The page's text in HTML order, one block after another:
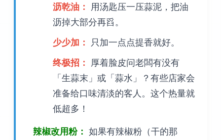
沥乾油： 用汤匙压一压蒜泥，把油
沥掉大部分再舀。
少少加： 只加一点点提香就好。
终极招： 厚着脸皮问老闆有没有
「生蒜末」或「蒜水」？有些店家会
准备给口味清淡的客人。这个热量就
低超多！
辣椒改用粉： 如果有辣椒粉（干的那